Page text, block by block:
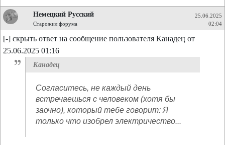
Немецкий Русский
Старожил форума
25.06.2025
02:04
[-] скрыть ответ на сообщение пользователя Канадец от
25.06.2025 01:16
Канадец
Согласитесь, не каждый день
встречаешься с человеком (хотя бы
заочно), который тебе говорит: Я
только что изобрел электричество...